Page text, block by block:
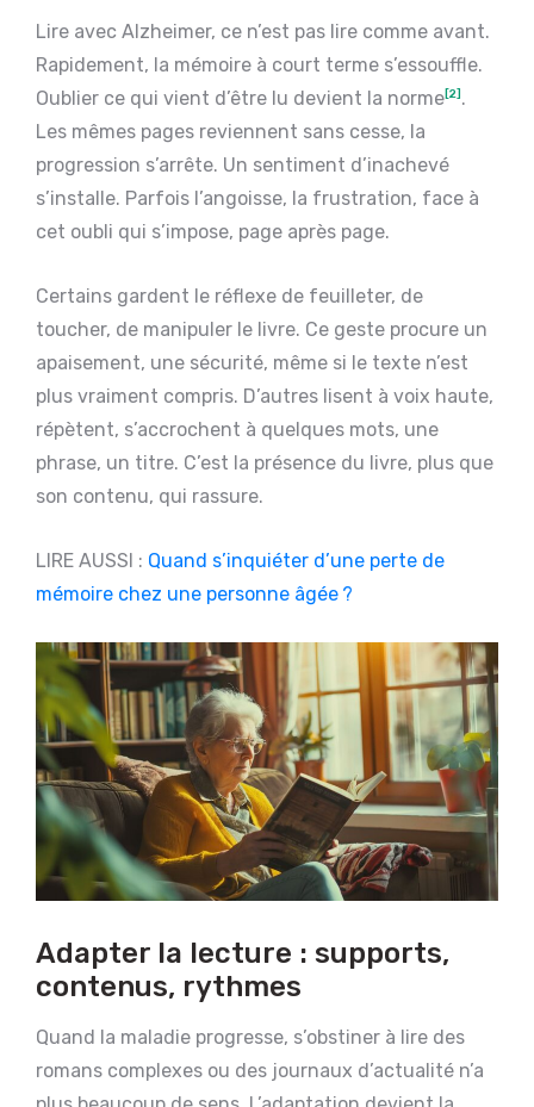
Lire avec Alzheimer, ce n’est pas lire comme avant.
Rapidement, la mémoire à court terme s’essouffle.
Oublier ce qui vient d’être lu devient la norme[2] .
Les mêmes pages reviennent sans cesse, la
progression s’arrête. Un sentiment d’inachevé
s’installe. Parfois l’angoisse, la frustration, face à
cet oubli qui s’impose, page après page.
Certains gardent le réflexe de feuilleter, de
toucher, de manipuler le livre. Ce geste procure un
apaisement, une sécurité, même si le texte n’est
plus vraiment compris. D’autres lisent à voix haute,
répètent, s’accrochent à quelques mots, une
phrase, un titre. C’est la présence du livre, plus que
son contenu, qui rassure.
LIRE AUSSI : Quand s’inquiéter d’une perte de
mémoire chez une personne âgée ?
Adapter la lecture : supports,
contenus, rythmes
Quand la maladie progresse, s’obstiner à lire des
romans complexes ou des journaux d’actualité n’a